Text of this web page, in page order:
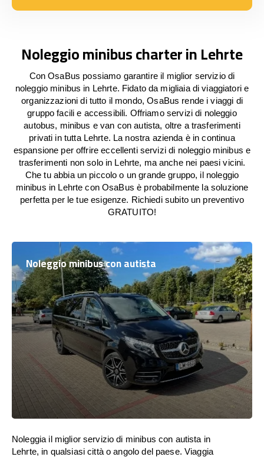
Noleggio minibus charter in Lehrte
Con OsaBus possiamo garantire il miglior servizio di
noleggio minibus in Lehrte. Fidato da migliaia di viaggiatori e
organizzazioni di tutto il mondo, OsaBus rende i viaggi di
gruppo facili e accessibili. Offriamo servizi di noleggio
autobus, minibus e van con autista, oltre a trasferimenti
privati in tutta Lehrte. La nostra azienda è in continua
espansione per offrire eccellenti servizi di noleggio minibus e
trasferimenti non solo in Lehrte, ma anche nei paesi vicini.
Che tu abbia un piccolo o un grande gruppo, il noleggio
minibus in Lehrte con OsaBus è probabilmente la soluzione
perfetta per le tue esigenze. Richiedi subito un preventivo
GRATUITO!
Noleggio minibus con autista
Noleggia il miglior servizio di minibus con autista in
Lehrte, in qualsiasi città o angolo del paese. Viaggia